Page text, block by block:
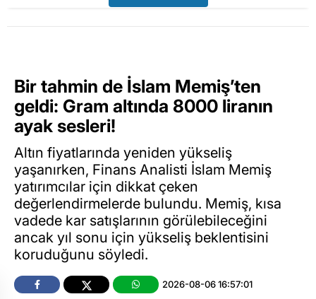
Bir tahmin de İslam Memiş’ten
geldi: Gram altında 8000 liranın
ayak sesleri!
Altın fiyatlarında yeniden yükseliş
yaşanırken, Finans Analisti İslam Memiş
yatırımcılar için dikkat çeken
değerlendirmelerde bulundu. Memiş, kısa
vadede kar satışlarının görülebileceğini
ancak yıl sonu için yükseliş beklentisini
koruduğunu söyledi.
2026-08-06 16:57:01